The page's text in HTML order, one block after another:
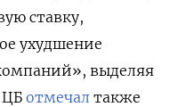
ставку,
ухудшение
выделяя
ЦБ отмечал также